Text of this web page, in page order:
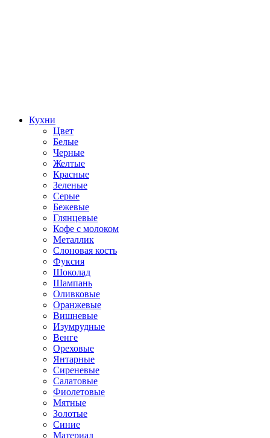
Кухни
Цвет
Белые
Черные
Желтые
Красные
Зеленые
Серые
Бежевые
Глянцевые
Кофе с молоком
Металлик
Слоновая кость
Фуксия
Шоколад
Шампань
Оливковые
Оранжевые
Вишневые
Изумрудные
Венге
Ореховые
Янтарные
Сиреневые
Салатовые
Фиолетовые
Мятные
Золотые
Синие
Материал